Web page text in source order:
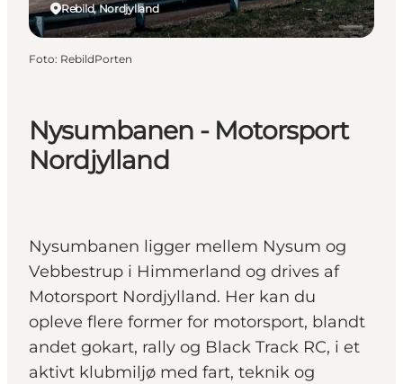
Nysumbanen - Motorsport
Nordjylland
Nysumbanen ligger mellem Nysum og
Vebbestrup i Himmerland og drives af
Motorsport Nordjylland. Her kan du
opleve flere former for motorsport, blandt
andet gokart, rally og Black Track RC, i et
aktivt klubmiljø med fart, teknik og
Rebild, Nordjylland
Foto: RebildPorten